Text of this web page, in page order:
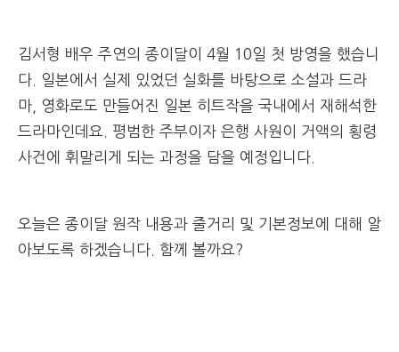
김서형 배우 주연의 종이달이 4월 10일 첫 방영을 했습니
다. 일본에서 실제 있었던 실화를 바탕으로 소설과 드라
마, 영화로도 만들어진 일본 히트작을 국내에서 재해석한
드라마인데요. 평범한 주부이자 은행 사원이 거액의 횡령
사건에 휘말리게 되는 과정을 담을 예정입니다.
오늘은 종이달 원작 내용과 줄거리 및 기본정보에 대해 알
아보도록 하겠습니다. 함께 볼까요?